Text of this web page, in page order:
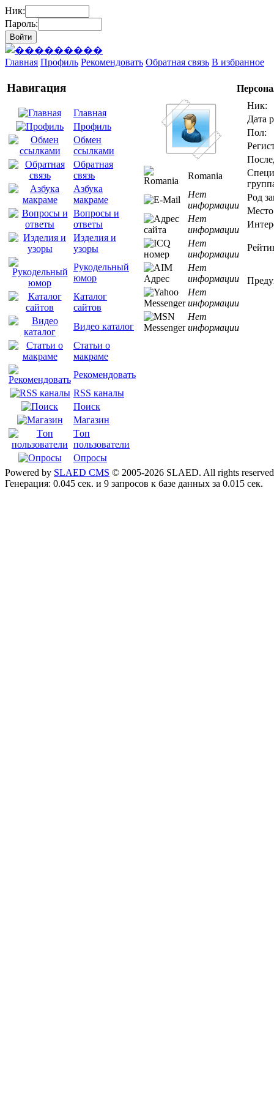
Ник:
Пароль:
Главная Профиль Рекомендовать Обратная связь В избранное
Навигация
Главная
Профиль
Обмен
ссылками
Обратная
связь
Азбука
макраме
Вопросы и
ответы
Изделия и
узоры
Рукодельный
юмор
Каталог
сайтов
Видео каталог
Статьи о
макраме
Рекомендовать
RSS каналы
Поиск
Магазин
Tоп
пользователи
Опросы
Ник:
Дата
Пол:
Род
Место
Romania
Нет
информации
Нет
информации
Нет
информации
Нет
информации
Нет
информации
Нет
информации
Powered by SLAED CMS © 2005-2026 SLAED. All rights
Генерация: 0.045 сек. и 9 запросов к базе данных за 0.015 сек.